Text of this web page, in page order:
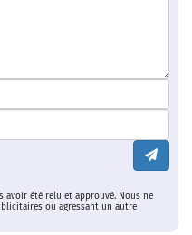
avoir été relu et approuvé. Nous ne
ou agressant un autre